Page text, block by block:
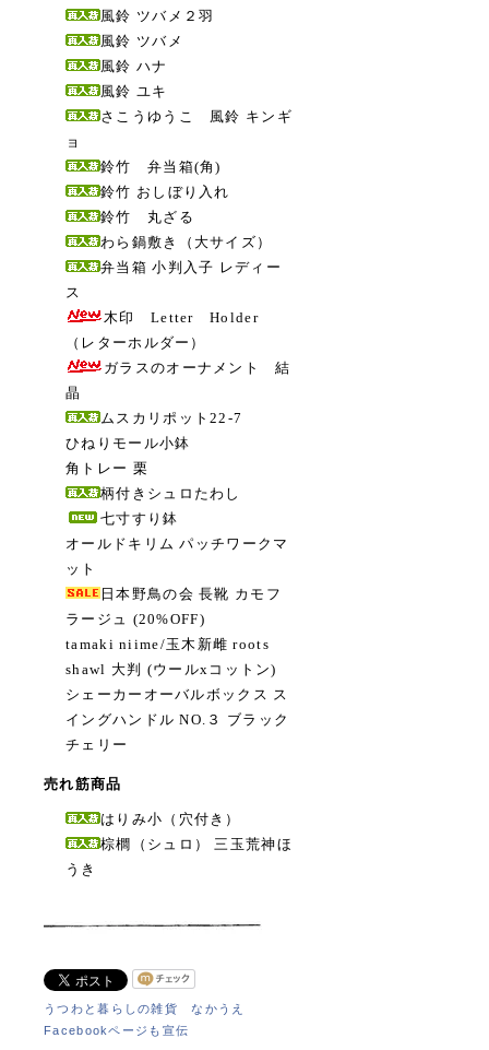
風鈴 ツバメ２羽
風鈴 ツバメ
風鈴 ハナ
風鈴 ユキ
さこうゆうこ 風鈴 キンギ
ョ
鈴竹 弁当箱(角)
鈴竹 おしぼり入れ
鈴竹 丸ざる
わら鍋敷き（大サイズ）
弁当箱 小判入子 レディー
ス
木印 Letter Holder
（レターホルダー）
ガラスのオーナメント 結
晶
ムスカリポット22-7
ひねりモール小鉢
角トレー 栗
柄付きシュロたわし
七寸すり鉢
オールドキリム パッチワークマ
ット
日本野鳥の会 長靴 カモフ
ラージュ (20%OFF)
tamaki niime/玉木新雌 roots
shawl 大判 (ウールxコットン)
シェーカーオーバルボックス ス
イングハンドル NO.３ ブラック
チェリー
売れ筋商品
はりみ小（穴付き）
棕櫚（シュロ） 三玉荒神ほ
うき
うつわと暮らしの雑貨 なかうえ
Facebookページも宣伝